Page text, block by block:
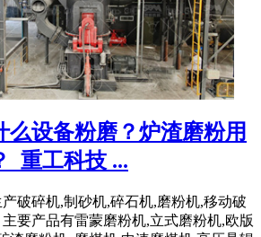
么设备粉磨？炉渣磨粉用
_重工科技 ...
破碎机,制砂机,碎石机,磨粉机,移动破
要产品有雷蒙磨粉机,立式磨粉机,欧版